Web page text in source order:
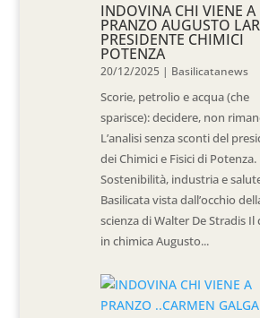
INDOVINA CHI VIENE A
PRANZO AUGUSTO
PRESIDENTE CHIMICI
POTENZA
20/12/2025 | Basilicatanews
Scorie, petrolio e acqua (che
sparisce): decidere, non
L’analisi senza sconti del
dei Chimici e Fisici di Potenza.
Sostenibilità, industria e
Basilicata vista dall’occhio
scienza di Walter De Stradis
in chimica Augusto...